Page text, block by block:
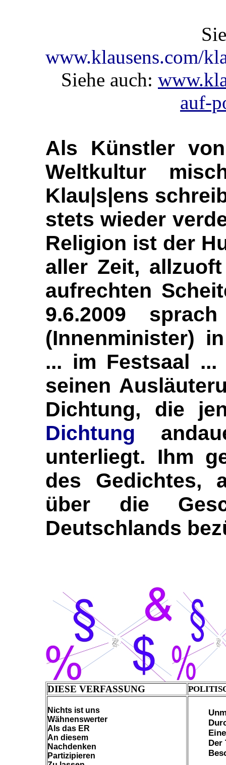
www.klausens.com/
Siehe auch:
auf-
Als Künstler
Weltkultur
Klau|s|ens
stets wieder
Religion ist der
aller Zeit,
aufrechten
9.6.2009
(Innenminister)
... im Festsaal
seinen
Dichtung, die
Dichtung
unterliegt. Ihm
des Gedichtes,
über die
Deutschlands
DIESE VERFASSUNG
Nichts ist uns
Wähnenswerter
Als das ER
An diesem
Nachdenken
Partizipieren
Der